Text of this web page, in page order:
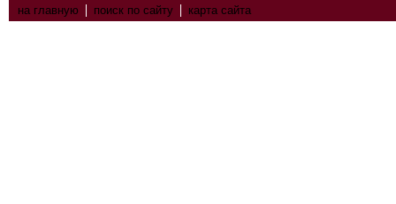
на главную поиск по сайту карта сайта